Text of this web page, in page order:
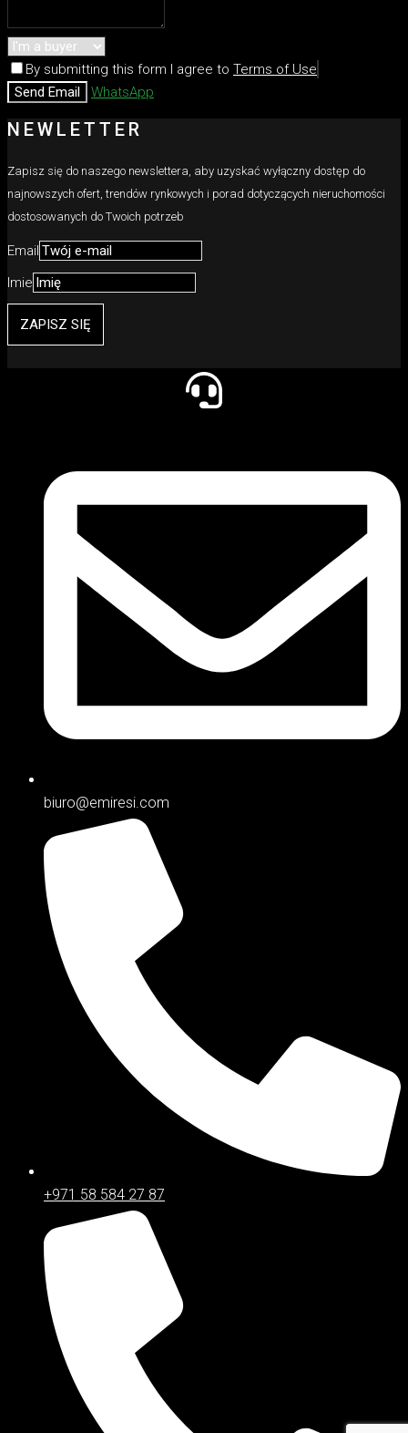
By submitting this form I agree to Terms of Use
Send Email
WhatsApp
NEWLETTER
Zapisz się do naszego newslettera, aby uzyskać wyłączny dostęp do
najnowszych ofert, trendów rynkowych i porad dotyczących nieruchomości
dostosowanych do Twoich potrzeb
Email
Imie
ZAPISZ SIĘ
biuro@emiresi.com
+971 58 584 27 87